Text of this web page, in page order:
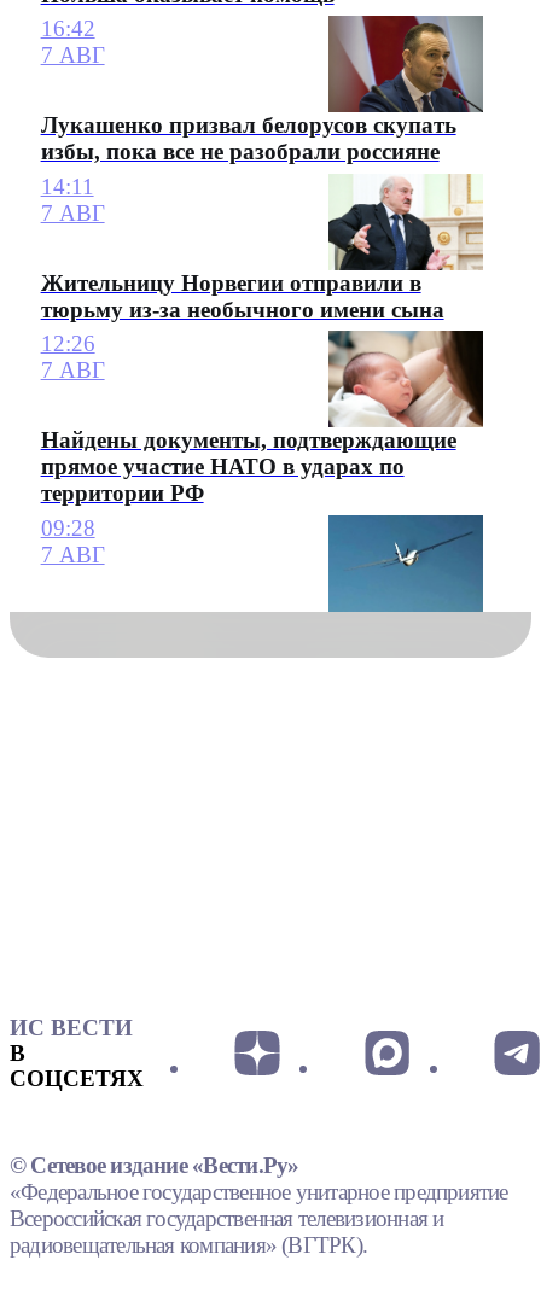
16:42
7 АВГ
Лукашенко призвал белорусов скупать
избы, пока все не разобрали россияне
14:11
7 АВГ
Жительницу Норвегии отправили в
тюрьму из-за необычного имени сына
12:26
7 АВГ
Найдены документы, подтверждающие
прямое участие НАТО в ударах по
территории РФ
09:28
7 АВГ
ИС ВЕСТИ
В
СОЦСЕТЯХ
© Сетевое издание «Вести.Ру»
«Федеральное государственное унитарное предприятие
Всероссийская государственная телевизионная и
радиовещательная компания» (ВГТРК).